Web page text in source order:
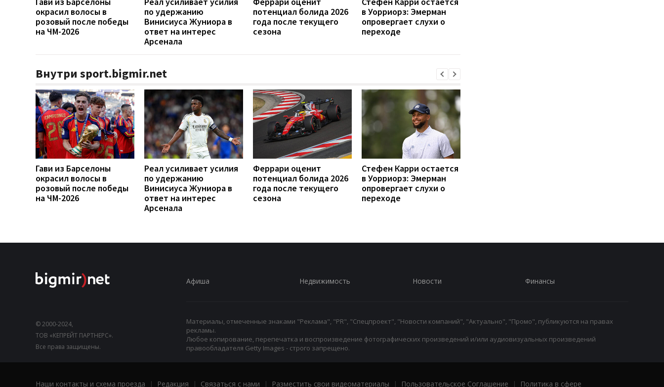
окрасил волосы в
розовый после победы
на ЧМ-2026
по удержанию
Винисиуса Жуниора в
ответ на интерес
Арсенала
потенциал болида 2026
года после текущего
сезона
в Уорриорз: Эмерман
опровергает слухи о
переходе
Внутри sport.bigmir.net
Гави из Барселоны
окрасил волосы в
розовый после победы
на ЧМ-2026
Реал усиливает усилия
по удержанию
Винисиуса Жуниора в
ответ на интерес
Арсенала
Феррари оценит
потенциал болида 2026
года после текущего
сезона
Стефен Карри остается
в Уорриорз: Эмерман
опровергает слухи о
переходе
© 2000-2024,
ТОВ «КЕПРЕЙТ ПАРТНЕРС».
Все права защищены.
Афиша Недвижимость Новости Финансы
Материалы, отмеченные знаками "Реклама", "PR", "Спецпроект", "Новости компаний", "Актуально", "Промо", публикуются на правах
рекламы.
Любое копирование, перепечатка и воспроизведение фотографических произведений и/или аудиовизуальных произведений
правообладателя Getty Images - строго запрещено.
Наши контакты и схема проезда | Редакция | Связаться с нами | Разместить свои видеоматериалы | Пользовательское Соглашение | Политика в сфере